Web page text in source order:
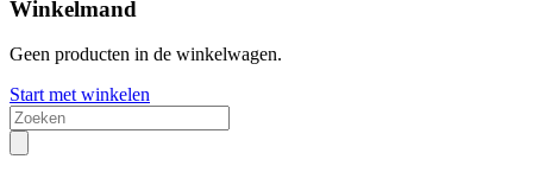
Winkelmand
Geen producten in de winkelwagen.
Start met winkelen